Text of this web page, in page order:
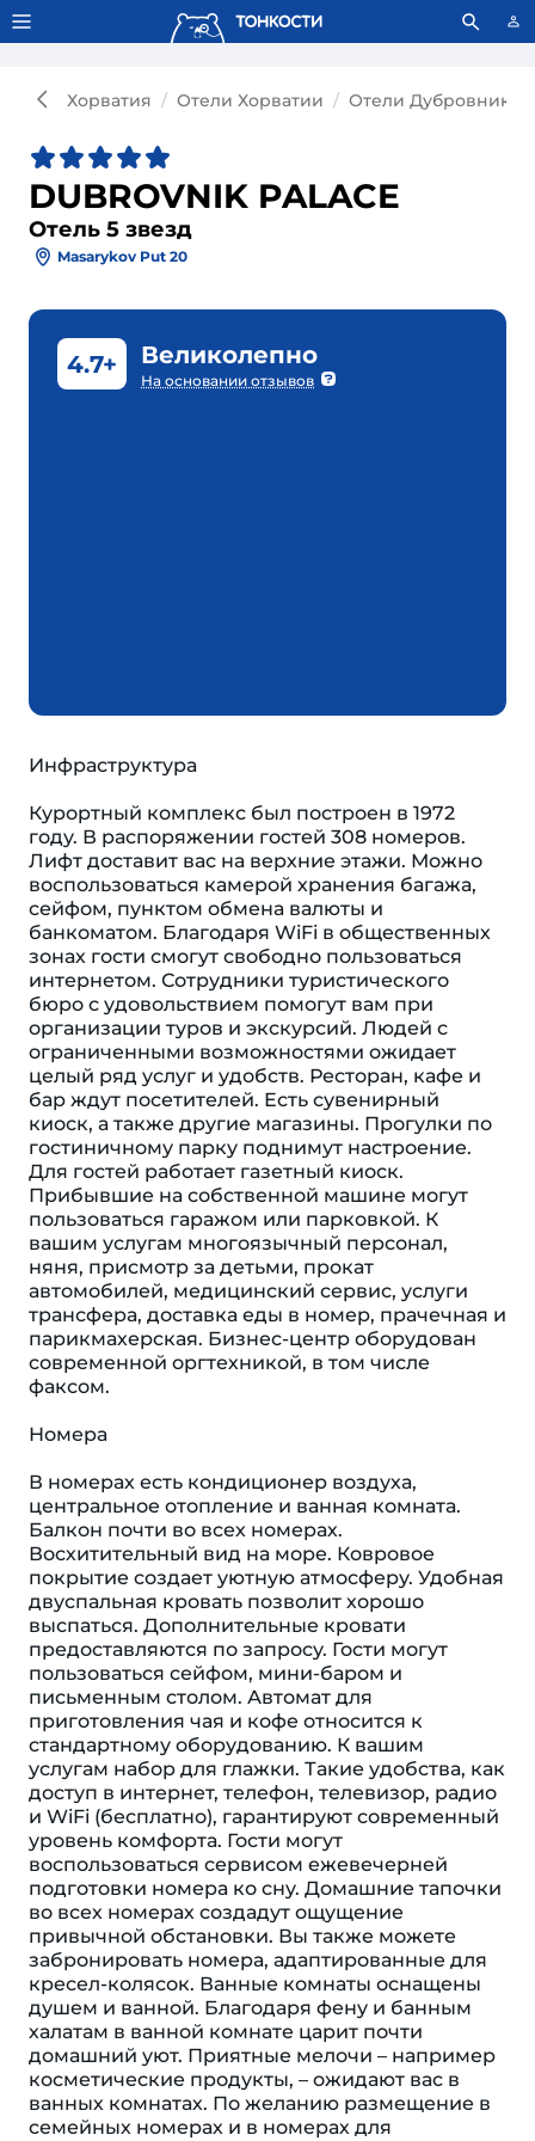
Тонкости используют сookie-файлы. Что это значит?
Хорватия Отели Хорватии Отели Дубровника
DUBROVNIK PALACE
Отель 5 звезд
Masarykov Put 20
4.7+ Великолепно
На основании отзывов
Инфраструктура
Курортный комплекс был построен в 1972
году. В распоряжении гостей 308 номеров.
Лифт доставит вас на верхние этажи. Можно
воспользоваться камерой хранения багажа,
сейфом, пунктом обмена валюты и
банкоматом. Благодаря WiFi в общественных
зонах гости смогут свободно пользоваться
интернетом. Сотрудники туристического
бюро с удовольствием помогут вам при
организации туров и экскурсий. Людей с
ограниченными возможностями ожидает
целый ряд услуг и удобств. Ресторан, кафе и
бар ждут посетителей. Есть сувенирный
киоск, а также другие магазины. Прогулки по
гостиничному парку поднимут настроение.
Для гостей работает газетный киоск.
Прибывшие на собственной машине могут
пользоваться гаражом или парковкой. К
вашим услугам многоязычный персонал,
няня, присмотр за детьми, прокат
автомобилей, медицинский сервис, услуги
трансфера, доставка еды в номер, прачечная и
парикмахерская. Бизнес-центр оборудован
современной оргтехникой, в том числе
факсом.
Номера
В номерах есть кондиционер воздуха,
центральное отопление и ванная комната.
Балкон почти во всех номерах.
Восхитительный вид на море. Ковровое
покрытие создает уютную атмосферу. Удобная
двуспальная кровать позволит хорошо
выспаться. Дополнительные кровати
предоставляются по запросу. Гости могут
пользоваться сейфом, мини-баром и
письменным столом. Автомат для
приготовления чая и кофе относится к
стандартному оборудованию. К вашим
услугам набор для глажки. Такие удобства, как
доступ в интернет, телефон, телевизор, радио
и WiFi (бесплатно), гарантируют современный
уровень комфорта. Гости могут
воспользоваться сервисом ежевечерней
подготовки номера ко сну. Домашние тапочки
во всех номерах создадут ощущение
привычной обстановки. Вы также можете
забронировать номера, адаптированные для
кресел-колясок. Ванные комнаты оснащены
душем и ванной. Благодаря фену и банным
халатам в ванной комнате царит почти
домашний уют. Приятные мелочи – например
косметические продукты, – ожидают вас в
ванных комнатах. По желанию размещение в
семейных номерах и в номерах для